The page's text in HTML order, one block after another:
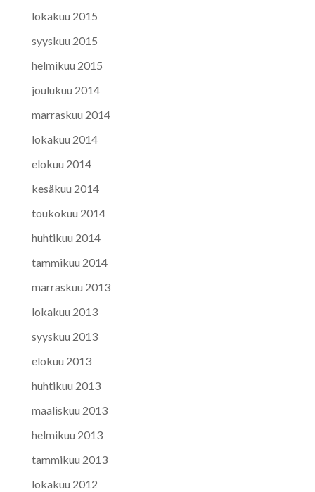
lokakuu 2015
syyskuu 2015
helmikuu 2015
joulukuu 2014
marraskuu 2014
lokakuu 2014
elokuu 2014
kesäkuu 2014
toukokuu 2014
huhtikuu 2014
tammikuu 2014
marraskuu 2013
lokakuu 2013
syyskuu 2013
elokuu 2013
huhtikuu 2013
maaliskuu 2013
helmikuu 2013
tammikuu 2013
lokakuu 2012